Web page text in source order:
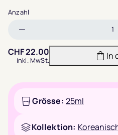
Anzahl
verringern
CHF22.00
inkl. MwSt. In
Grösse: 25ml
Kollektion: